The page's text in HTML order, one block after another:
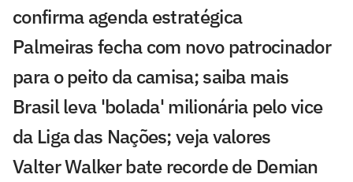
confirma agenda estratégica
Palmeiras fecha com novo patrocinador
para o peito da camisa; saiba mais
Brasil leva 'bolada' milionária pelo vice
da Liga das Nações; veja valores
Valter Walker bate recorde de Demian